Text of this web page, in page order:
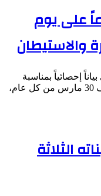
50 عاماً على يوم
والاستيطان
إحصائياً بمناسبة
الذكرى الخمسين ليوم الأرض، الذي يصادف 30 مارس من كل عام،
الثلاثة